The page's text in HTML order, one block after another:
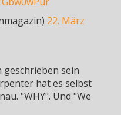
22. März
geschrieben sein
hat es selbst
"WHY". Und "We